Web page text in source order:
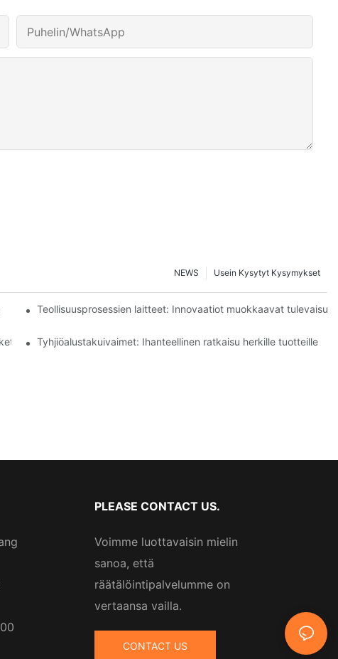
Puhelin/WhatsApp
Usein Kysytyt Kysymykset
NEWS
Teollisuusprosessien laitteet: Innovaatiot muokkaavat
Tyhjiöalustakuivaimet: Ihanteellinen ratkaisu herkille tuotteille
PLEASE CONTACT US.
Voimme luottavaisin mielin
sanoa, että
räätälöintipalvelumme on
vertaansa vailla.
CONTACT US